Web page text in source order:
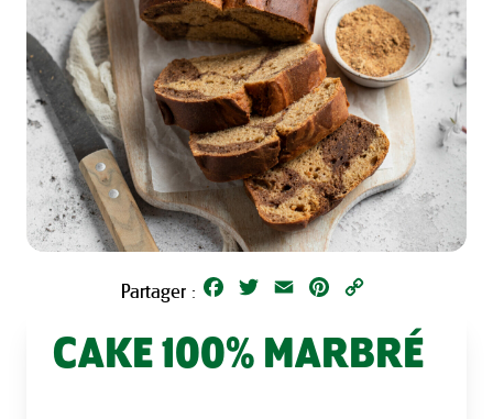
Partager : Facebook
Twitter Email Pinterest
CAKE 100% MARBRÉ